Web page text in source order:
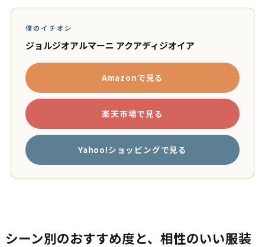
僕のイチオシ
ジョルジオアルマーニ アクアディジオイア
Amazonで見る
楽天市場で見る
Yahoo!ショッピングで見る
シーン別のおすすめ度と、相性のいい服装